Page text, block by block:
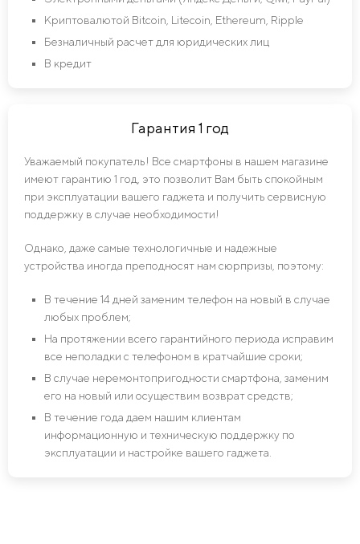
Криптовалютой Bitcoin, Litecoin, Ethereum, Ripple
Безналичный расчет для юридических лиц
В кредит
Гарантия 1 год
Уважаемый покупатель! Все смартфоны в нашем магазине
имеют гарантию 1 год, это позволит Вам быть спокойным
при эксплуатации вашего гаджета и получить сервисную
поддержку в случае необходимости!
Однако, даже самые технологичные и надежные
устройства иногда преподносят нам сюрпризы, поэтому:
В течение 14 дней заменим телефон на новый в случае
любых проблем;
На протяжении всего гарантийного периода исправим
все неполадки с телефоном в кратчайшие сроки;
В случае неремонтопригодности смартфона, заменим
его на новый или осуществим возврат средств;
В течение года даем нашим клиентам
информационную и техническую поддержку по
эксплуатации и настройке вашего гаджета.